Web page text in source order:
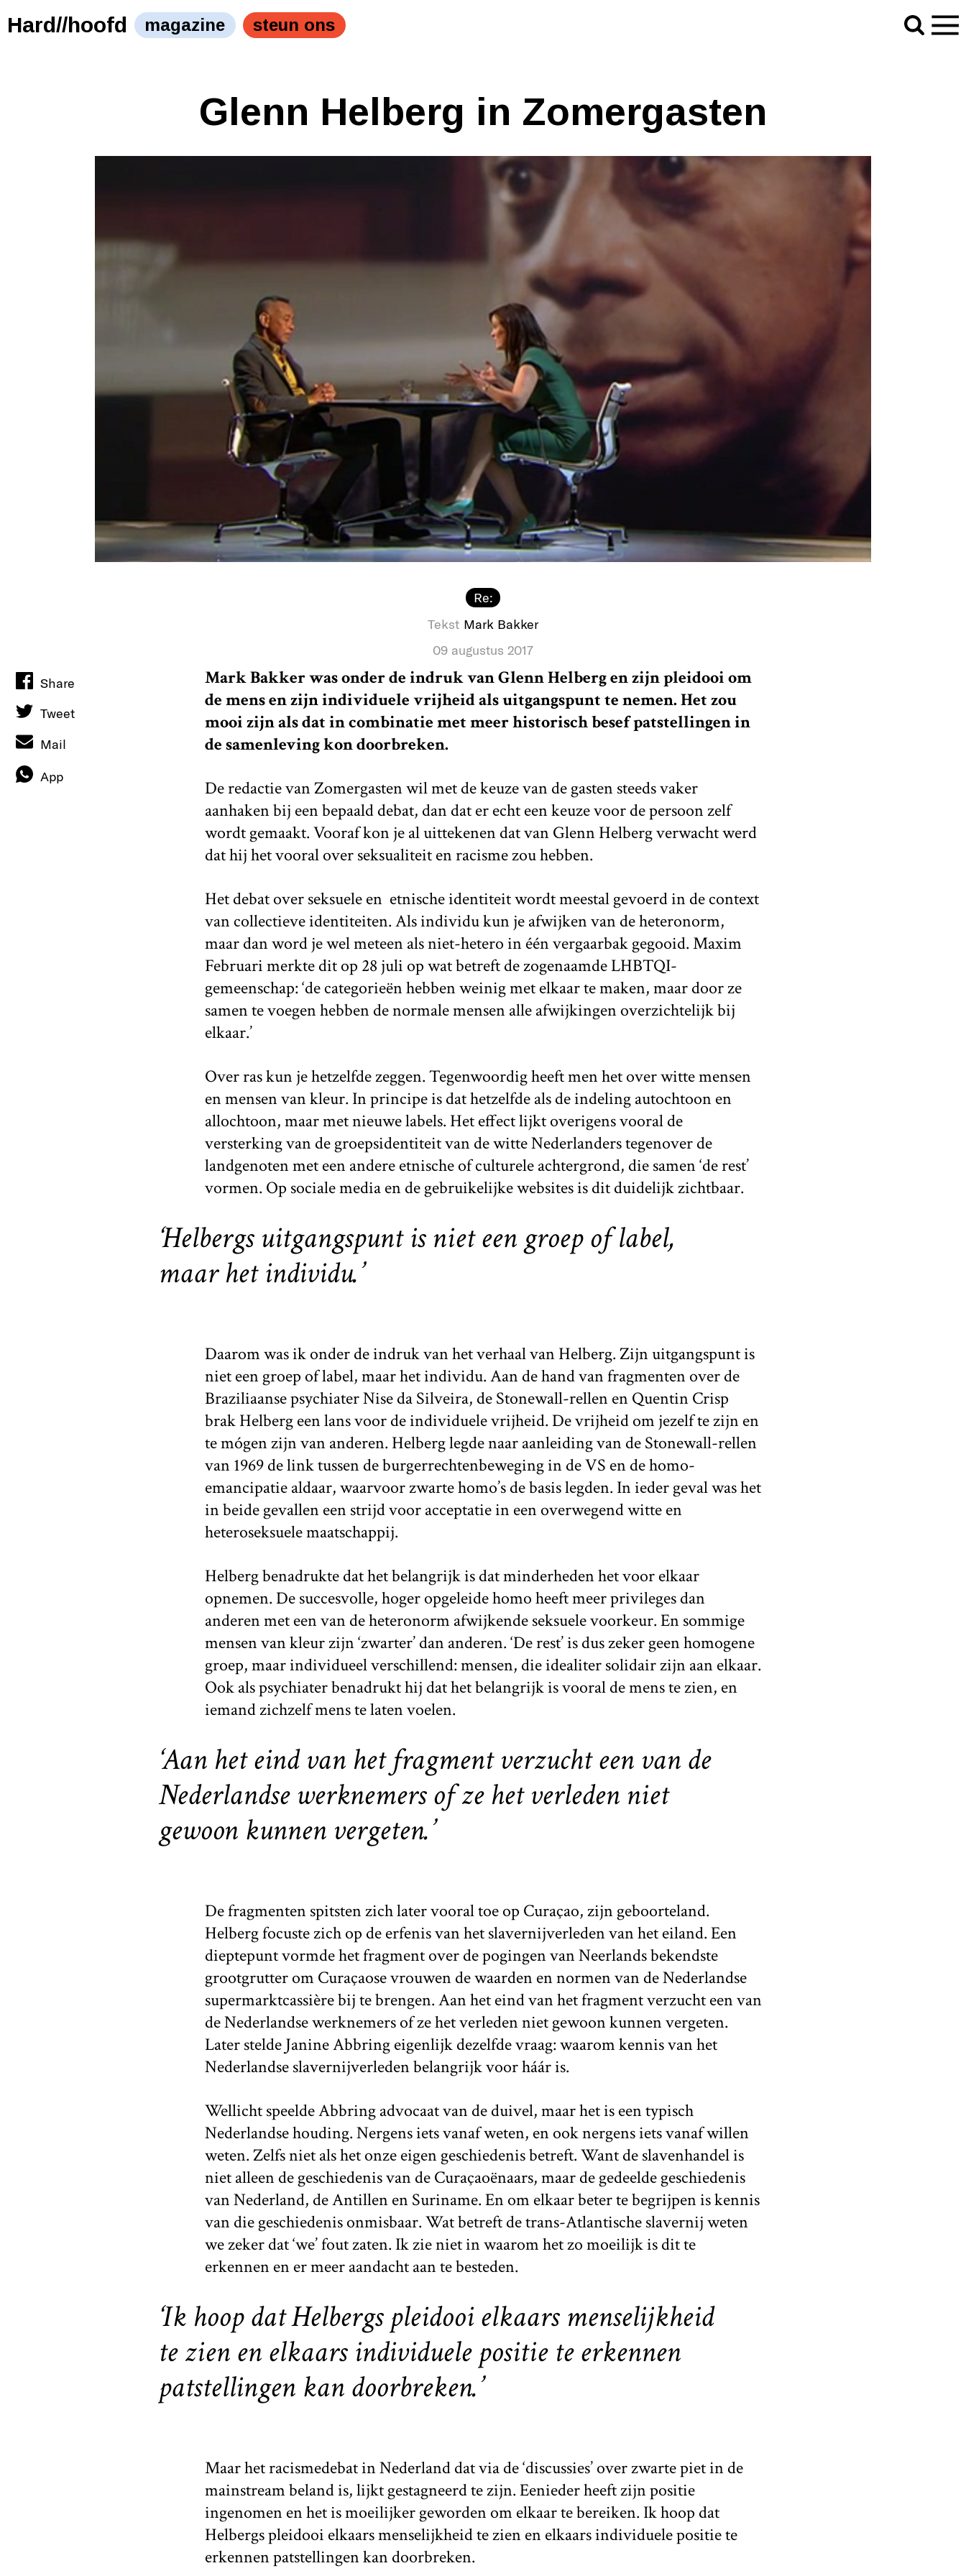
Hard//hoofd magazine steun ons
Glenn Helberg in Zomergasten
Re:
Tekst Mark Bakker
09 augustus 2017
Mark Bakker was onder de indruk van Glenn Helberg en zijn pleidooi om
de mens en zijn individuele vrijheid als uitgangspunt te nemen. Het zou
mooi zijn als dat in combinatie met meer historisch besef patstellingen in
de samenleving kon doorbreken.
De redactie van Zomergasten wil met de keuze van de gasten steeds vaker
aanhaken bij een bepaald debat, dan dat er echt een keuze voor de persoon zelf
wordt gemaakt. Vooraf kon je al uittekenen dat van Glenn Helberg verwacht werd
dat hij het vooral over seksualiteit en racisme zou hebben.
Het debat over seksuele en etnische identiteit wordt meestal gevoerd in de context
van collectieve identiteiten. Als individu kun je afwijken van de heteronorm,
maar dan word je wel meteen als niet-hetero in één vergaarbak gegooid. Maxim
Februari merkte dit op 28 juli op wat betreft de zogenaamde LHBTQI-
gemeenschap: ‘de categorieën hebben weinig met elkaar te maken, maar door ze
samen te voegen hebben de normale mensen alle afwijkingen overzichtelijk bij
elkaar.’
Over ras kun je hetzelfde zeggen. Tegenwoordig heeft men het over witte mensen
en mensen van kleur. In principe is dat hetzelfde als de indeling autochtoon en
allochtoon, maar met nieuwe labels. Het effect lijkt overigens vooral de
versterking van de groepsidentiteit van de witte Nederlanders tegenover de
landgenoten met een andere etnische of culturele achtergrond, die samen ‘de rest’
vormen. Op sociale media en de gebruikelijke websites is dit duidelijk zichtbaar.
‘Helbergs uitgangspunt is niet een groep of label,
maar het individu.’
Daarom was ik onder de indruk van het verhaal van Helberg. Zijn uitgangspunt is
niet een groep of label, maar het individu. Aan de hand van fragmenten over de
Braziliaanse psychiater Nise da Silveira, de Stonewall-rellen en Quentin Crisp
brak Helberg een lans voor de individuele vrijheid. De vrijheid om jezelf te zijn en
te mógen zijn van anderen. Helberg legde naar aanleiding van de Stonewall-rellen
van 1969 de link tussen de burgerrechtenbeweging in de VS en de homo-
emancipatie aldaar, waarvoor zwarte homo’s de basis legden. In ieder geval was het
in beide gevallen een strijd voor acceptatie in een overwegend witte en
heteroseksuele maatschappij.
Helberg benadrukte dat het belangrijk is dat minderheden het voor elkaar
opnemen. De succesvolle, hoger opgeleide homo heeft meer privileges dan
anderen met een van de heteronorm afwijkende seksuele voorkeur. En sommige
mensen van kleur zijn ‘zwarter’ dan anderen. ‘De rest’ is dus zeker geen homogene
groep, maar individueel verschillend: mensen, die idealiter solidair zijn aan elkaar.
Ook als psychiater benadrukt hij dat het belangrijk is vooral de mens te zien, en
iemand zichzelf mens te laten voelen.
‘Aan het eind van het fragment verzucht een van de
Nederlandse werknemers of ze het verleden niet
gewoon kunnen vergeten.’
De fragmenten spitsten zich later vooral toe op Curaçao, zijn geboorteland.
Helberg focuste zich op de erfenis van het slavernijverleden van het eiland. Een
dieptepunt vormde het fragment over de pogingen van Neerlands bekendste
grootgrutter om Curaçaose vrouwen de waarden en normen van de Nederlandse
supermarktcassière bij te brengen. Aan het eind van het fragment verzucht een van
de Nederlandse werknemers of ze het verleden niet gewoon kunnen vergeten.
Later stelde Janine Abbring eigenlijk dezelfde vraag: waarom kennis van het
Nederlandse slavernijverleden belangrijk voor háár is.
Wellicht speelde Abbring advocaat van de duivel, maar het is een typisch
Nederlandse houding. Nergens iets vanaf weten, en ook nergens iets vanaf willen
weten. Zelfs niet als het onze eigen geschiedenis betreft. Want de slavenhandel is
niet alleen de geschiedenis van de Curaçaoënaars, maar de gedeelde geschiedenis
van Nederland, de Antillen en Suriname. En om elkaar beter te begrijpen is kennis
van die geschiedenis onmisbaar. Wat betreft de trans-Atlantische slavernij weten
we zeker dat ‘we’ fout zaten. Ik zie niet in waarom het zo moeilijk is dit te
erkennen en er meer aandacht aan te besteden.
‘Ik hoop dat Helbergs pleidooi elkaars menselijkheid
te zien en elkaars individuele positie te erkennen
patstellingen kan doorbreken.’
Maar het racismedebat in Nederland dat via de ‘discussies’ over zwarte piet in de
mainstream beland is, lijkt gestagneerd te zijn. Eenieder heeft zijn positie
ingenomen en het is moeilijker geworden om elkaar te bereiken. Ik hoop dat
Helbergs pleidooi elkaars menselijkheid te zien en elkaars individuele positie te
erkennen patstellingen kan doorbreken.
Share
Tweet
Mail
App